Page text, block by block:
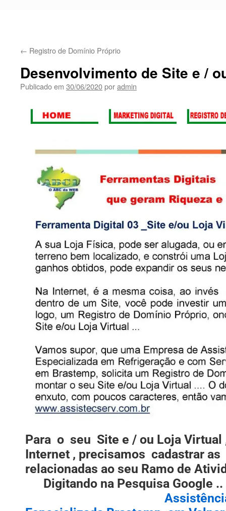
← Registro de Domínio Próprio
Desenvolvimento de Site e /
Publicado em 30/06/2020poradmin
Para o seu Site e / ou Loja Virtual
Internet , precisamos cadastrar as
relacionadas ao seu
Digitando na